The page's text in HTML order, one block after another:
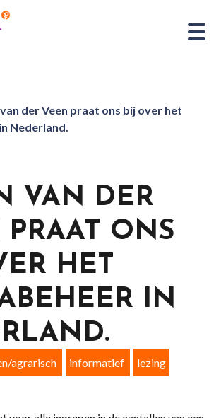
der Veen praat ons bij over het
Nederland.
VAN DER
ONS
HET
IN
agrarisch informatief
lezing